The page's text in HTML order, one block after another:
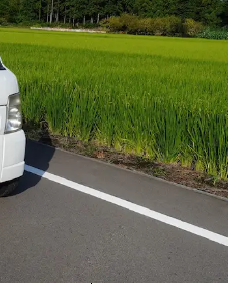
なし♪ 食品配送の小型ドライバー募
のみ 年末年始休暇
イバー☆ 賞与・昇給・各種手当揃っ
お仕事です◎｜東京都足立区